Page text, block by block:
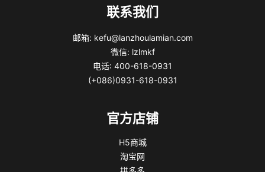
联系我们
邮箱: kefu@lanzhoulamian.com
微信: lzlmkf
电话: 400-618-0931
(+086)0931-618-0931
官方店铺
H5商城
淘宝网